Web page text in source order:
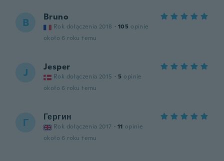
B Bruno
Rok dołączenia 2018 · 105 opinie
około 6 roku temu
J Jesper
Rok dołączenia 2015 · 5 opinie
około 6 roku temu
Г Гергин
Rok dołączenia 2017 · 11 opinie
około 6 roku temu